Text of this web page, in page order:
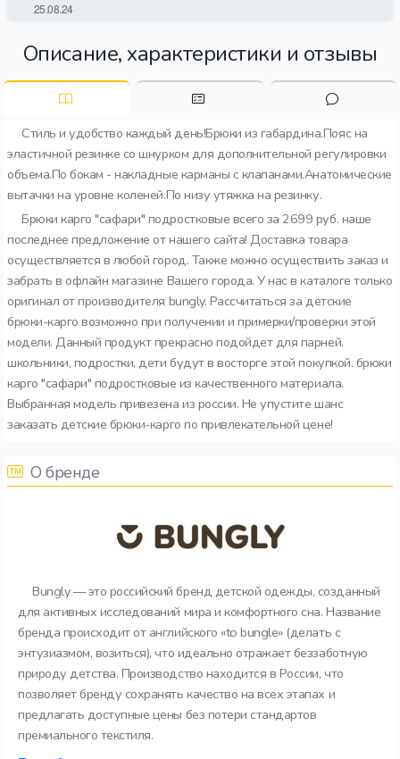
Описание, характеристики и отзывы
Стиль и удобство каждый день!Брюки из габардина.Пояс на
эластичной резинке со шнурком для дополнительной регулировки
объема.По бокам - накладные карманы с клапанами.Анатомические
вытачки на уровне коленей.По низу утяжка на резинку.
Брюки карго "сафари" подростковые всего за 2699 руб. наше
последнее предложение от нашего сайта! Доставка товара
осуществляется в любой город. Также можно осуществить заказ и
забрать в офлайн магазине Вашего города. У нас в каталоге только
оригинал от производителя bungly. Рассчитаться за детские
брюки-карго возможно при получении и примерки/проверки этой
модели. Данный продукт прекрасно подойдет для парней.
школьники, подростки, дети будут в восторге этой покупкой. брюки
карго "сафари" подростковые из качественного материала.
Выбранная модель привезена из россии. Не упустите шанс
заказать детские брюки-карго по привлекательной цене!
О бренде
Bungly — это российский бренд детской одежды, созданный
для активных исследований мира и комфортного сна. Название
бренда происходит от английского «to bungle» (делать с
энтузиазмом, возиться), что идеально отражает беззаботную
природу детства. Производство находится в России, что
позволяет бренду сохранять качество на всех этапах и
предлагать доступные цены без потери стандартов
премиального текстиля.